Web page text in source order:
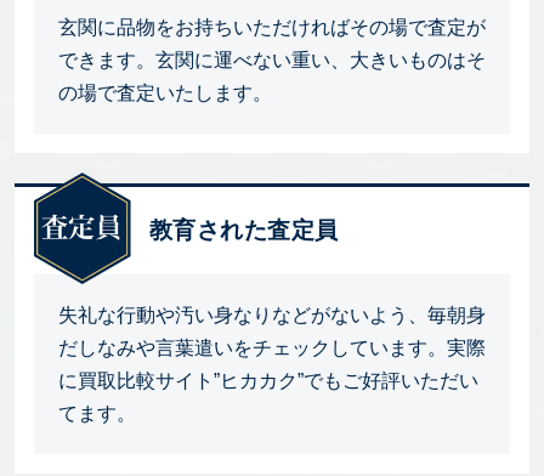
玄関に品物をお持ちいただければその場で査定が
できます。玄関に運べない重い、大きいものはそ
の場で査定いたします。
教育された査定員
失礼な行動や汚い身なりなどがないよう、毎朝身
だしなみや言葉遣いをチェックしています。実際
に買取比較サイト”ヒカカク”でもご好評いただい
てます。